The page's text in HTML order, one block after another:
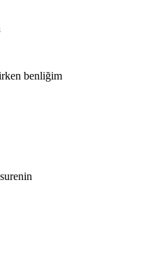
benliğim